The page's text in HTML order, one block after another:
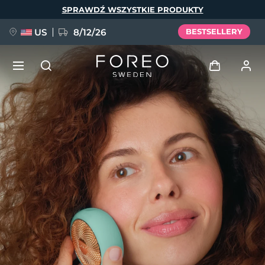
SPRAWDŹ WSZYSTKIE PRODUKTY
US 8/12/26 BESTSELLERY
Zaloguj
Profil użytkownika
Moje urządzenia
Moje zamówienia
Moje adresy
Moje subskrypcje
NOWOŚĆ
FAQ™ Pure Beauty-Tech Elixir
BREAKING NEWS
issa™ Teeth Whitening Set
Język
English Deutsch
Español
Français
Italiano
Português
Polski
Svenska
Русский
Türkçe
简体中文 繁體中文